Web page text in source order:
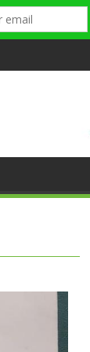
și de
o